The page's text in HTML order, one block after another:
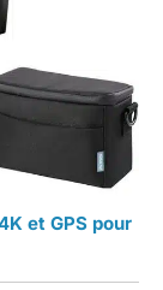
et GPS pour